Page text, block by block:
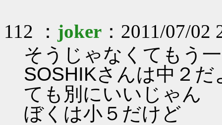
112 ： joker ：2011/07/
そうじゃなくてもう
SOSHIKさんは中２
ても別にいいじゃん
ぼくは小５だけど